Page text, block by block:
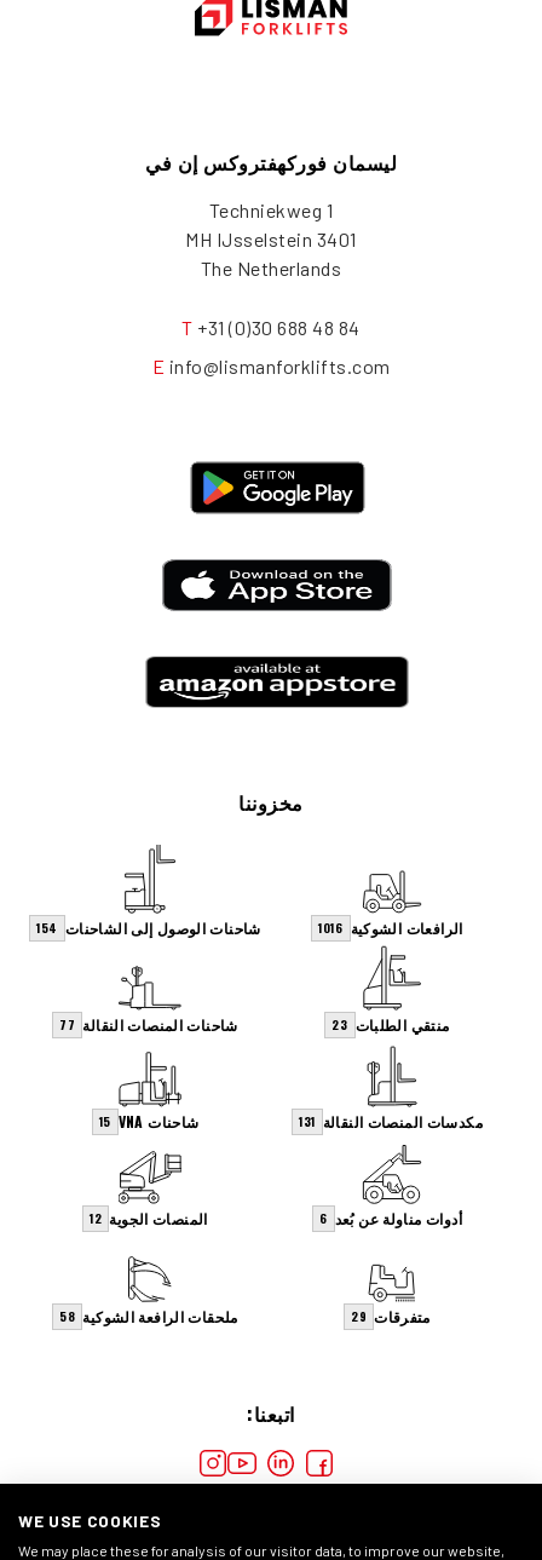
ليسمان فوركهفتروكس إن في
Techniekweg 1
3401 MH IJsselstein
The Netherlands
T +31 (0)30 688 48 84
E info@lismanforklifts.com
اتبعنا:
مخزوننا
الرافعات الشوكية 1016 شاحنات الوصول إلى الشاحنات 154
منتقي الطلبات 23 شاحنات المنصات النقالة 77
مكدسات المنصات النقالة 131 شاحنات VNA 15
أدوات مناولة عن بُعد 6 المنصات الجوية 12
متفرقات 29 ملحقات الرافعة الشوكية 58
WE USE COOKIES
We may place these for analysis of our visitor data, to improve our website,